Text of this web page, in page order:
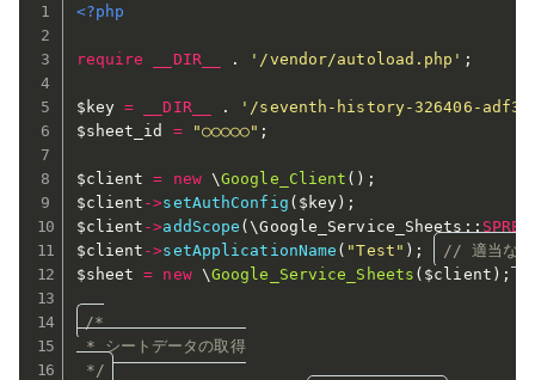
<?php
require __DIR__ . '/vendor/autoload.php' ;
$key = __DIR__ .
'/seventh-history-326406-
$sheet_id
= "○○○○○" ;
$client = new \Google_Client ( ) ;
$client ->setAuthConfig ( $key ) ;
$client ->addScope (\Google_Service_Sheets : :
$client ->setApplicationName ( "Test" ) ;
// 適当な名
$sheet
= new \Google_Service_Sheets ( $client ) ;
/*
* シートデータの取得
*/